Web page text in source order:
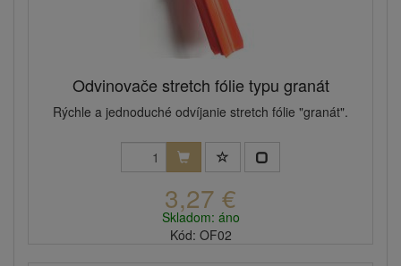
Odvinovače stretch fólie typu granát
Rýchle a jednoduché odvíjanie stretch fólie "granát".
3,27 €
Skladom: áno
Kód: OF02